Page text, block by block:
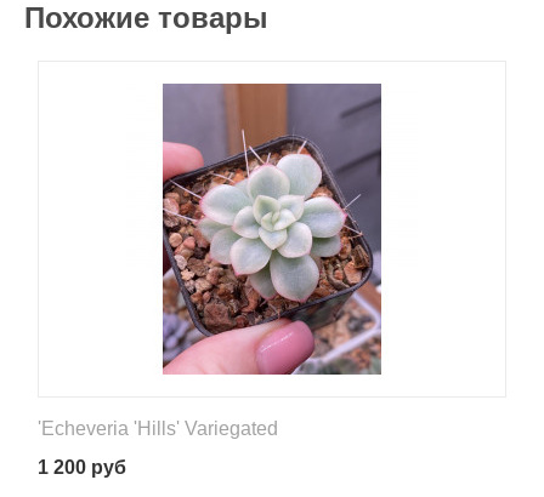
Похожие товары
'Echeveria 'Hills' Variegated
1 200 руб